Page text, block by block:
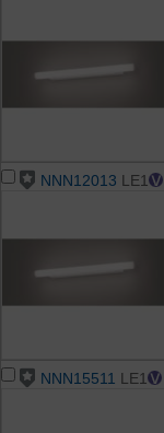
NNN12013 LE1
NNN15511 LE1